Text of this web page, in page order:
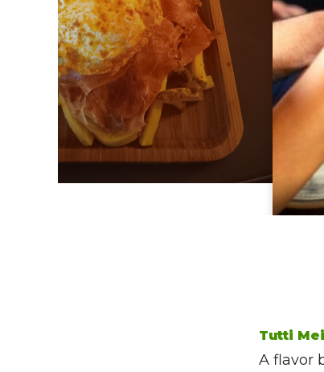
Tutti
A flavor